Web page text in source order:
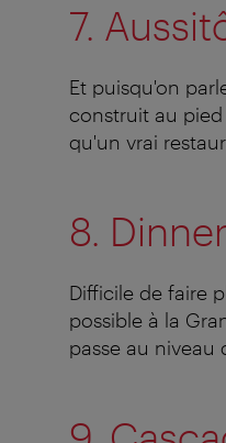
7.
Et puisqu'on
construit au
qu'un vrai
8.
Difficile de faire
possible à la
passe au niveau